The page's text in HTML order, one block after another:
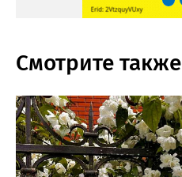
Смотрите также